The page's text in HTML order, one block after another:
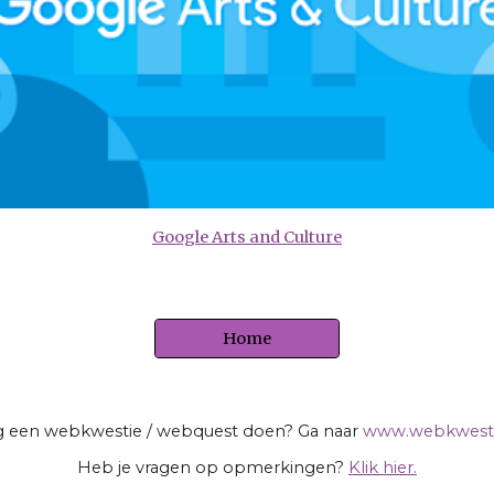
Google Arts and Culture
Home
een webkwestie / webquest doen? Ga naar
Heb je vragen op opmerkingen? Klik hier.